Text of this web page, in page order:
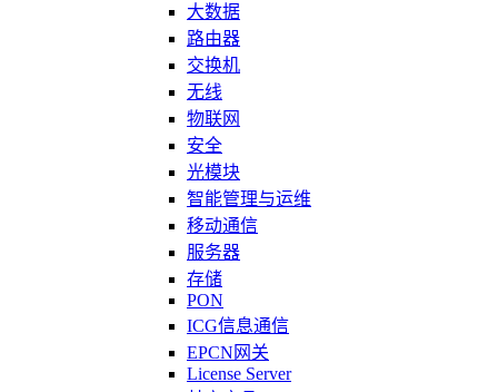
大数据
路由器
交换机
无线
物联网
安全
光模块
智能管理与运维
移动通信
服务器
存储
PON
ICG信息通信
EPCN网关
License Server